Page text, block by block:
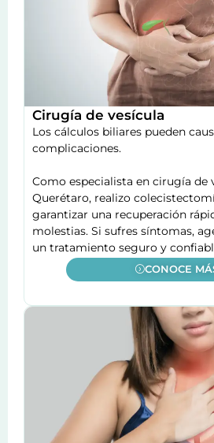
Cirugía de vesícula
Los cálculos biliares pueden
complicaciones.
Como especialista en cirugía de
Querétaro, realizo
garantizar una recuperación
molestias. Si sufres síntomas,
un tratamiento seguro y
CONOCE